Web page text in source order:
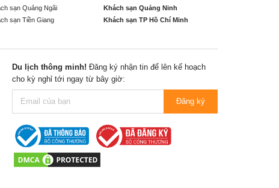
sạn Quảng Ngãi
Khách sạn Quảng Ninh
sạn Tiền Giang
Khách sạn TP Hồ Chí Minh
Du lịch thông minh! Đăng ký nhận tin để lên kế hoạch
cho kỳ nghỉ tới ngay từ bây giờ:
Đăng ký